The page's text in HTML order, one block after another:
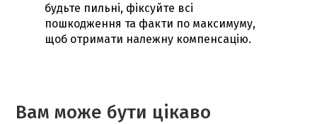
будьте пильні, фіксуйте всі
пошкодження та факти по максимуму,
щоб отримати належну компенсацію.
Вам може бути цікаво